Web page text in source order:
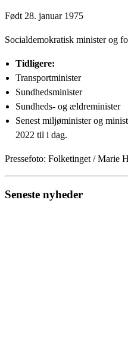
Født 28. januar 1975
Socialdemokratisk minister og
Tidligere:
Transportminister
Sundhedsminister
Sundheds- og ældreminister
Senest miljøminister og
2022 til i dag.
Pressefoto: Folketinget / Marie
Seneste nyheder